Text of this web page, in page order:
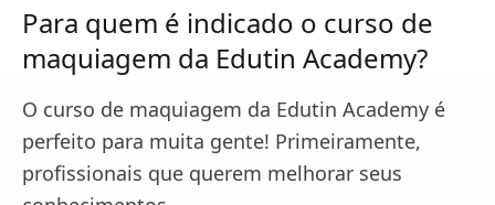
Para quem é indicado o curso de
maquiagem da Edutin Academy?
O curso de maquiagem da Edutin Academy é
perfeito para muita gente! Primeiramente,
profissionais que querem melhorar seus